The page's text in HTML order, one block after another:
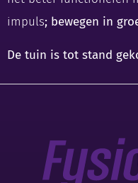
impuls; bewegen in
De tuin is tot stand